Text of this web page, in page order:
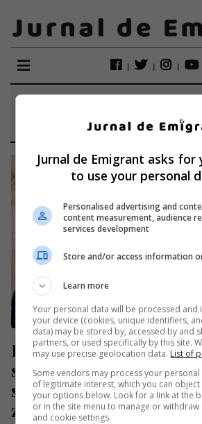
Român care călătorea
spre România, mort
sale după ce s-a simțit
zborului
Jurnal de Emigrant asks for
to use your personal
Personalised advertising and
content measurement, audience
services development
Store and/or access information
Learn more
Your personal data will be processed
your device (cookies, unique identifiers,
data) may be stored by, accessed by and
partners, or used specifically by this site.
may use precise geolocation data. List of
Some vendors may process your
of legitimate interest, which you can
your options below. Look for a link at the
or in the site menu to manage or
and cookie settings.